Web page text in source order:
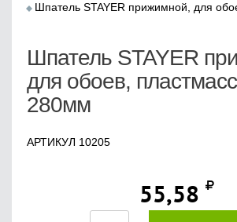
Шпатель STAYER прижимной, для
Шпатель STAYER
для обоев,
280мм
АРТИКУЛ 10205
55,58